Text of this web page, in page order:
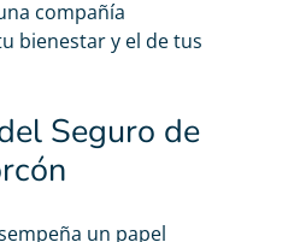
compañía
bienestar y el de tus
Seguro de
un papel